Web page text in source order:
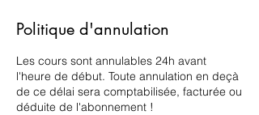
Politique d'annulation
Les cours sont annulables 24h avant
l'heure de début. Toute annulation en deçà
de ce délai sera comptabilisée, facturée ou
déduite de l'abonnement !